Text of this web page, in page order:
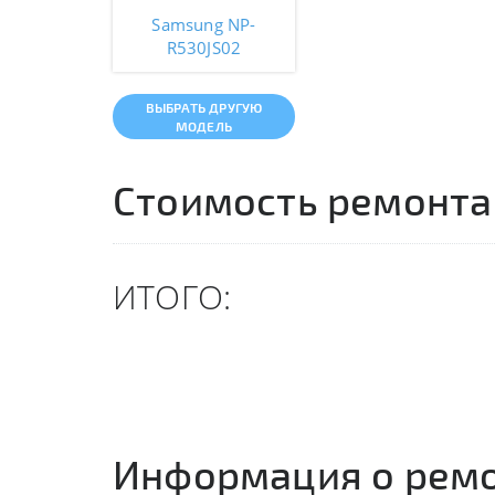
Samsung NP-
R530JS02
ВЫБРАТЬ ДРУГУЮ
МОДЕЛЬ
Стоимость ремонта
ИТОГО:
Информация о